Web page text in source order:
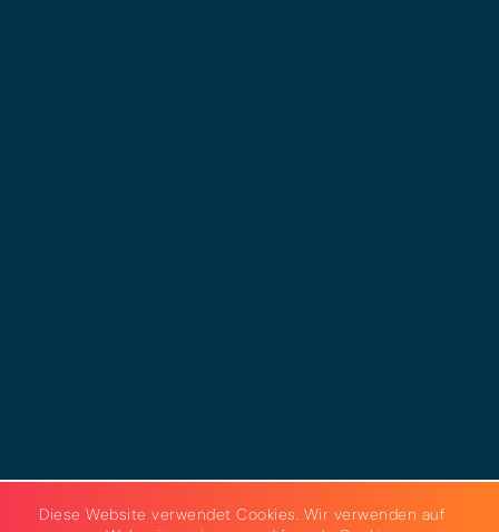
Diese Website verwendet Cookies. Wir verwenden auf